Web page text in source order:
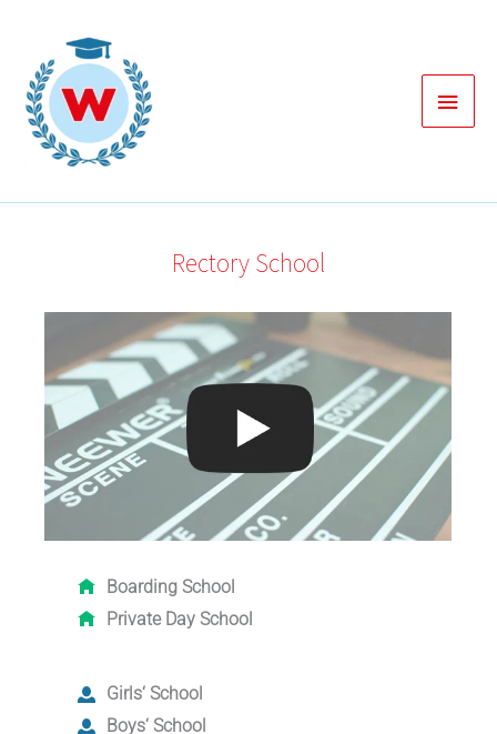
springen
Rectory School
Boarding School
Private Day School
Girls‘ School
Boys‘ School